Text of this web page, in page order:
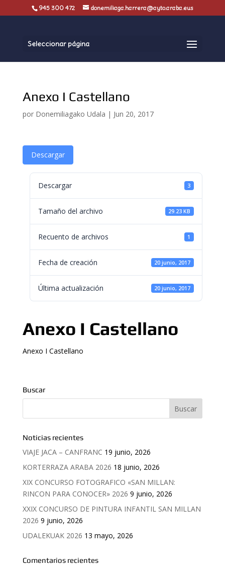
945 300 472 donemiliaga.harrera@ayto.araba.eus
Seleccionar página
Anexo I Castellano
por Donemiliagako Udala | Jun 20, 2017
Descargar
Descargar 3
Tamaño del archivo 29.23 KB
Recuento de archivos 1
Fecha de creación 20 junio, 2017
Última actualización 20 junio, 2017
Anexo I Castellano
Anexo I Castellano
Buscar
Noticias recientes
VIAJE JACA – CANFRANC 19 junio, 2026
KORTERRAZA ARABA 2026 18 junio, 2026
XIX CONCURSO FOTOGRAFICO «SAN MILLAN:
RINCON PARA CONOCER» 2026 9 junio, 2026
XXIX CONCURSO DE PINTURA INFANTIL SAN MILLAN
2026 9 junio, 2026
UDALEKUAK 2026 13 mayo, 2026
Comentarios recientes